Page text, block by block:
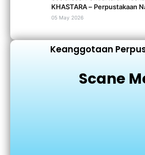
KHASTARA – Perpustakaan
05 May 2026
Keanggotaan
Scane